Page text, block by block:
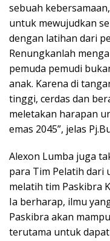
sebuah
untuk mewujudkan
dengan latihan dari
Renungkanlah
pemuda pemudi
anak. Karena di
tinggi, cerdas dan
meletakan harapan
emas 2045”, jelas
Alexon Lumba juga
para Tim Pelatih dari
melatih tim Paskibra
Ia berharap, ilmu
Paskibra akan
terutama untuk